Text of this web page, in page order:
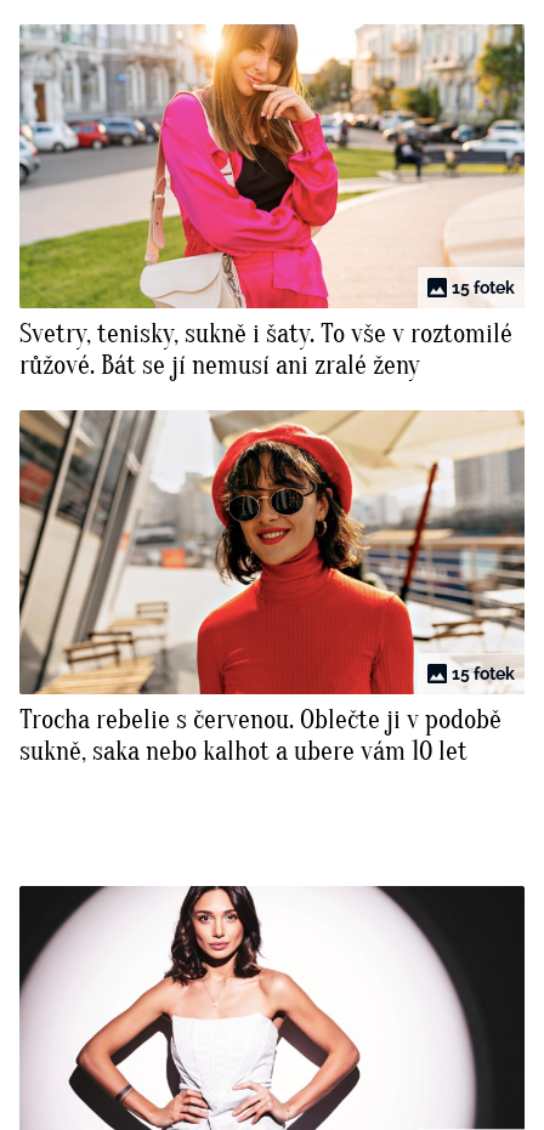
15 fotek
Svetry, tenisky, sukně i šaty. To vše v roztomilé
růžové. Bát se jí nemusí ani zralé ženy
15 fotek
Trocha rebelie s červenou. Oblečte ji v podobě
sukně, saka nebo kalhot a ubere vám 10 let